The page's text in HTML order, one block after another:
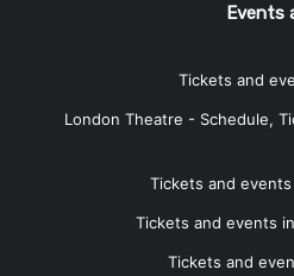
Events
Tickets and
London Theatre - Schedule,
Tickets and events
Tickets and events
Tickets and